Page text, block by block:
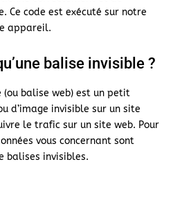
Ce code est exécuté sur notre
appareil.
balise invisible ?
(ou balise web) est un petit
d’image invisible sur un site
le trafic sur un site web. Pour
vous concernant sont
balises invisibles.